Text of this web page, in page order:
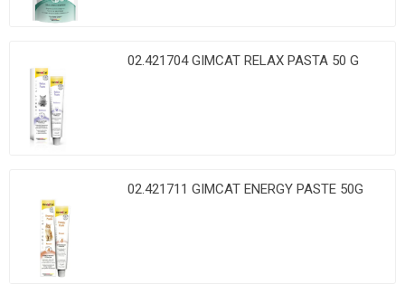
02.421704 GIMCAT RELAX PASTA 50 G
02.421711 GIMCAT ENERGY PASTE 50G